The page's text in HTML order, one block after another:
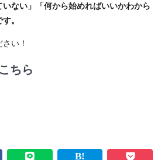
いない」「何から始めればいいかわから
。
い！
ちら